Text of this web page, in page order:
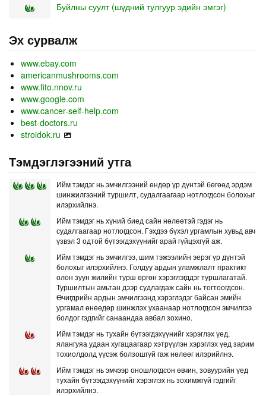
Буйлны суулт (шүдний тулгуур эдийн эмгэг)
Эх сурвалж
www.ebay.com
americanmushrooms.com
www.fito.nnov.ru
www.google.com
www.cancer-self-help.com
best-doctors.ru
stroidok.ru
Тэмдэглэгээний утга
Ийм тэмдэг нь эмчилгээний өндөр үр дүнтэй бөгөөд эрдэм
шинжилгээний туршилт, судалгаагаар нотлогдсон болохыг
илэрхийлнэ.
Ийм тэмдэг нь хүний биед сайн нөлөөтэй гэдэг нь
судалгаагаар нотлогдсон. Гэхдээ бүхэл ургамлын хувьд авч
үзвэл 3 одтой бүтээгдэхүүнийг арай гүйцэхгүй аж.
Ийм тэмдэг нь эмчилгээ, шим тэжээлийн эерэг үр дүнтэй
болохыг илэрхийлнэ. Голдуу ардын уламжлалт практикт
олон зуун жилийн турш өргөн хэрэглэгддэг туршлагатай.
Туршилтын амьтан дээр судлагдаж сайн нь тогтоогдсон.
Өчигдрийн ардын эмчилгээнд хэрэглэдэг байсан эмийн
ургамал өнөөдөр шинжлэх ухаанаар нотлогдсон эмчилгээ
болдог гэдгийг санаандаа авбал зохино.
Ийм тэмдэг нь тухайн бүтээгдэхүүнийг хэрэглэх үед,
ялангуяа удаан хугацаагаар хэтрүүлэн хэрэглэх үед зарим
тохиолдолд үүсэж болзошгүй гаж нөлөөг илэрийлнэ.
Ийм тэмдэг нь эмчээр оношлогдсон өвчин, зовуурийн үед
тухайн бүтээгдэхүүнийг хэрэглэх нь зохимжгүй гэдгийг
илэрхийлнэ.